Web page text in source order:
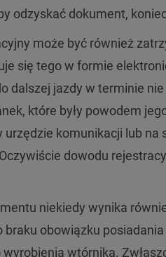
odzyskać dokument,
może być również
się tego w formie
dalszej jazdy w terminie
które były powodem
urzędzie komunikacji lub
dowodu
niekiedy wynika
braku obowiązku
wyrobienia wtórnika.